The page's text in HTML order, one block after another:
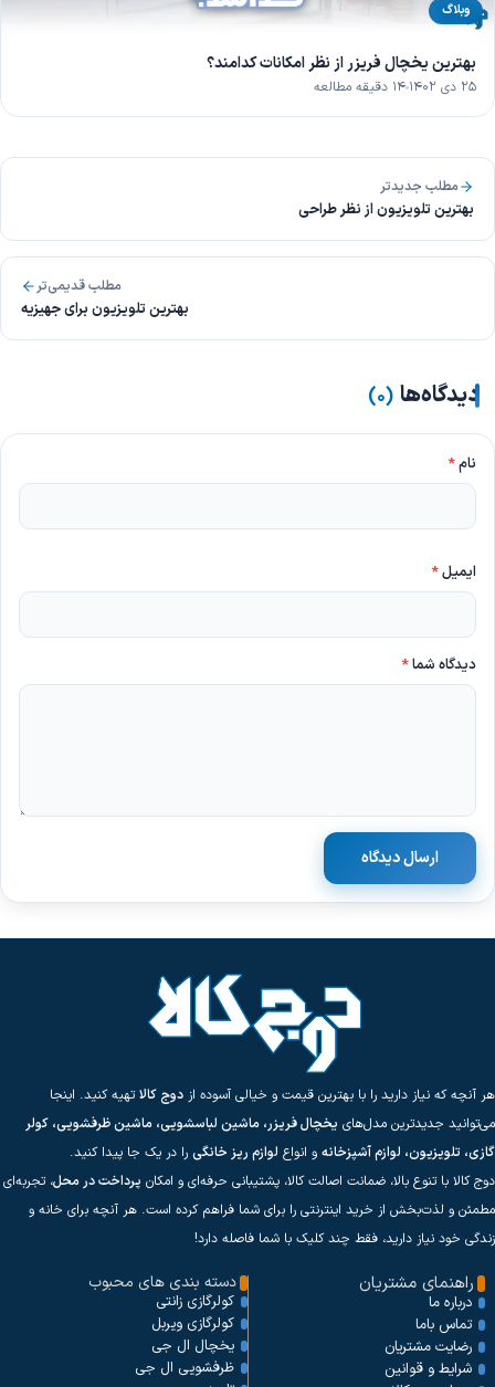
وبلاگ
بهترین یخچال فریزر از نظر امکانات کدامند؟
۲۵ دی ۱۴۰۲ ۱۴ دقیقه مطالعه
مطلب جدیدتر
بهترین تلویزیون از نظر طراحی
مطلب قدیمی‌تر
بهترین تلویزیون برای جهیزیه
دیدگاه‌ها (۰)
نام*
ایمیل*
دیدگاه شما*
ارسال دیدگاه
هر آنچه که نیاز دارید را با بهترین قیمت و خیالی آسوده از دوج کالاتهیه کنید. اینجا
می‌توانید جدیدترین مدل‌های یخچال فریزر، ماشین لباسشویی، ماشین ظرفشویی، کولر
گازی، تلویزیون، لوازم آشپزخانه و انواع لوازم ریز خانگی را در یک جا پیدا کنید.
دوج کالا با تنوع بالا، ضمانت اصالت کالا، پشتیبانی حرفه‌ای و امکان پرداخت در محل، تجربه‌ای
مطمئن و لذت‌بخش از خرید اینترنتی را برای شما فراهم کرده است. هر آنچه برای خانه و
زندگی خود نیاز دارید، فقط چند کلیک با شما فاصله دارد!
راهنمای مشتریان
درباره ما
تماس باما
رضایت مشتریان
شرایط و قوانین
دسته بندی های محبوب
کولرگازی زانتی
کولرگازی ویربل
یخچال ال جی
ظرفشویی ال جی